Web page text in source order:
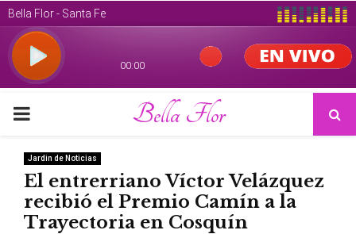
PRIMARY
MENU
Bella Flor
Jardin de Noticias
El entrerriano Víctor Velázquez
recibió el Premio Camín a la
Trayectoria en Cosquín